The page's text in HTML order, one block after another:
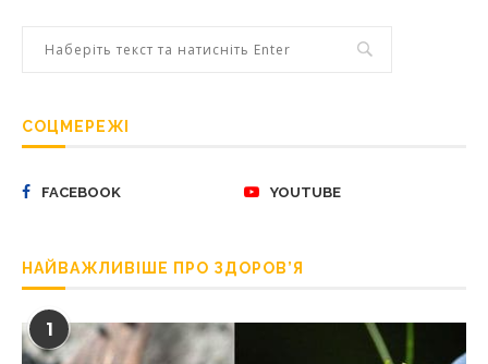
СОЦМЕРЕЖІ
FACEBOOK YOUTUBE
НАЙВАЖЛИВІШЕ ПРО ЗДОРОВ’Я
1